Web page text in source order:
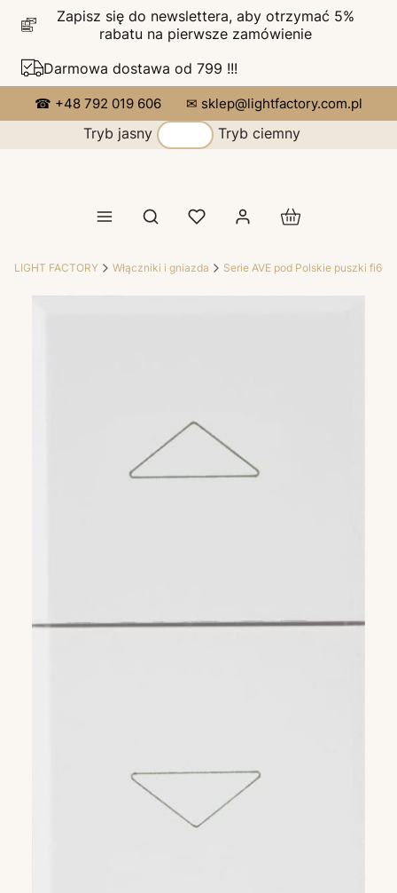
Zapisz się do newslettera, aby otrzymać 5%
rabatu na pierwsze zamówienie
Darmowa dostawa od 799 !!!
☎ +48 792 019 606 ✉ sklep@lightfactory.com.pl
Tryb jasny Tryb ciemny
Otwórz wyszukiwarkę Produkty w
LIGHT FACTORY Włączniki i gniazda Serie AVE pod Polskie puszki fi60